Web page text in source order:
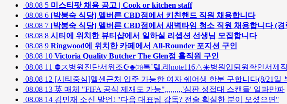
08.08 5 미스티팟 채용 공고 | Cook or kitchen staff
08.08 6 [박봉숙 식당] 멜버른 CBD점에서 키친핸드 직원 채용합니다
08.08 7 [박봉숙 식당] 멜버른 CBD점에서 새벽타임 청소 직원 채용합니다 (경
08.08 8 시티에 위치한 뷰티샵에서 일하실 리셉션 선생님 모집합니다
08.08 9 Ringwood에 위치한 카페에서 All-Rounder 포지션 구인
08.08 10 Victoria Quality Butcher The Glen점 홀직원 구인
08.08 11 ⛔ス병원진단서위조☪️♣㈘톡˘텔.레note116△☀️병원입퇴원확인서
08.08 12 [시티중심]멜센근처 입주 가능한 여자 쉐어생 한분 구합니다(8/21일
08.08 13 英 매체 "FIFA 공식 제재도 가능",,,,,,,,,'심판 성접대 스캔들' 일파만파
08.08 14 김민재 소신 발언! "다음 대표팀 감독? 전술 확실한 분이 오셨으면"